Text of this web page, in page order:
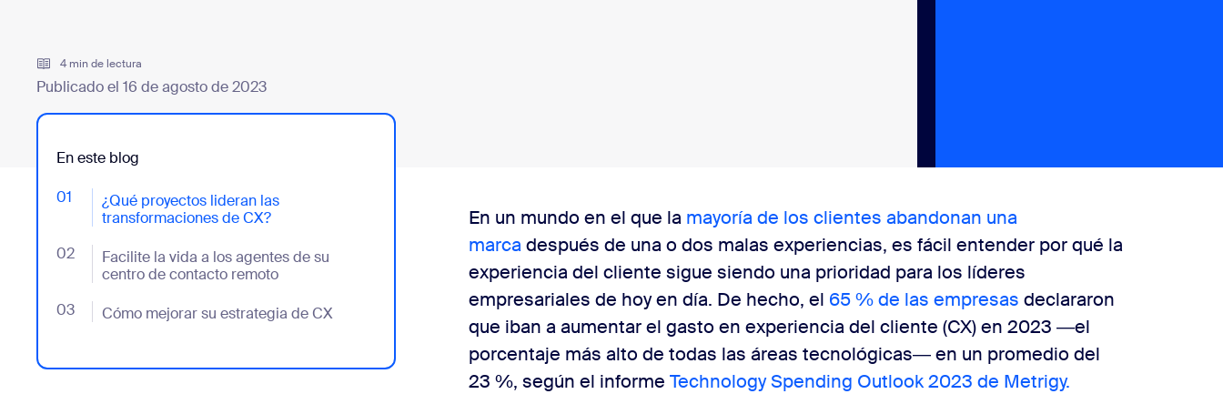
4 min de lectura
Publicado el 16 de agosto de 2023
En este blog
01
¿Qué proyectos lideran las
transformaciones de CX?
- Jumplink to ¿Qué proyectos lideran las transformaciones de CX?
02
Facilite la vida a los agentes de su
centro de contacto remoto
- Jumplink to Facilite la vida a los agentes de su centro de contacto remoto
03 Cómo mejorar su estrategia de CX
- Jumplink to Cómo mejorar su estrategia de CX
En un mundo en el que la mayoría de los clientes abandonan una
marca después de una o dos malas experiencias, es fácil entender por qué la
experiencia del cliente sigue siendo una prioridad para los líderes
empresariales de hoy en día. De hecho, el 65 % de las empresas declararon
que iban a aumentar el gasto en experiencia del cliente (CX) en 2023 ―el
porcentaje más alto de todas las áreas tecnológicas― en un promedio del
23 %, según el informe Technology Spending Outlook 2023 de Metrigy.